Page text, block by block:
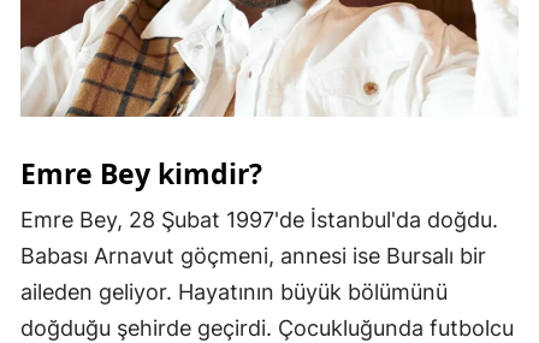
Mardin
Muğla
Muş
Nevşehir
Niğde
Ordu
Rize
Emre Bey kimdir?
Emre Bey, 28 Şubat 1997'de İstanbul'da doğdu.
Babası Arnavut göçmeni, annesi ise Bursalı bir
aileden geliyor. Hayatının büyük bölümünü
doğduğu şehirde geçirdi. Çocukluğunda futbolcu